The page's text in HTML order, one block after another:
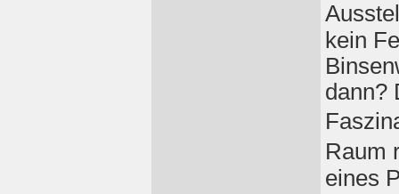
kein
dann?
Raum
eines